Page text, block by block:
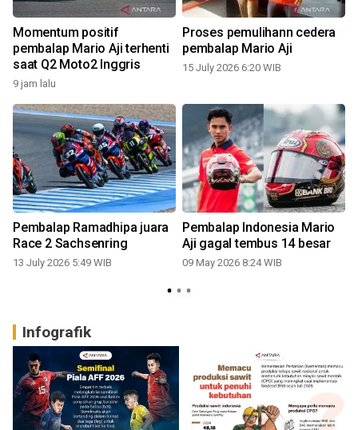
Momentum positif
pembalap Mario Aji terhenti
saat Q2 Moto2 Inggris
9 jam lalu
Proses pemulihann cedera
pembalap Mario Aji
15 July 2026 6:20 WIB
Pembalap Ramadhipa juara
Race 2 Sachsenring
13 July 2026 5:49 WIB
Pembalap Indonesia Mario
Aji gagal tembus 14 besar
09 May 2026 8:24 WIB
Infografik